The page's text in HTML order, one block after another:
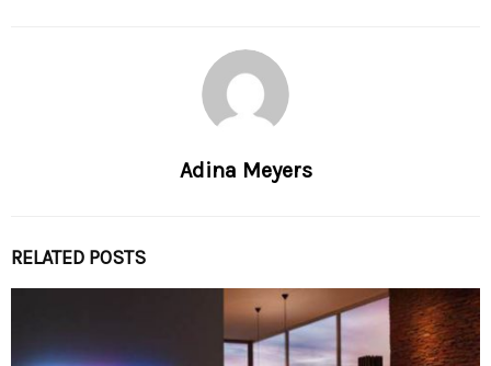
Adina Meyers
RELATED POSTS